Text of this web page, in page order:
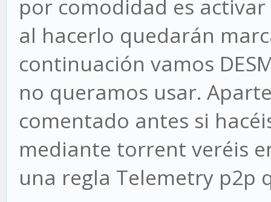
por comodidad es
al hacerlo quedarán
continuación vamos
no queramos usar.
comentado antes si
mediante torrent veréis
una regla Telemetry p2p